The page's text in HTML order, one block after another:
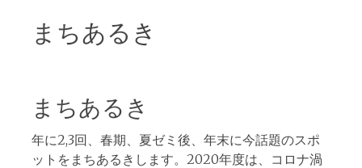
まちあるき
まちあるき
年に2,3回、春期、夏ゼミ後、年末に今話題のスポ
ットをまちあるきします。2020年度は、コロナ渦